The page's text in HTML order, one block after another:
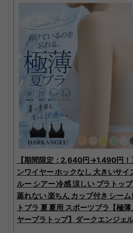
【期間限定：2,640円→1,490円！
ンワイヤー ホックなし 大きいサイ
ルー シアー 冷感 涼しい ブラトッ
蒸れない 楽ちん カップ付き シーム
トブラ 夏 夏用 スポーツブラ【極
ヤーブラトップ】ダークエンジェ